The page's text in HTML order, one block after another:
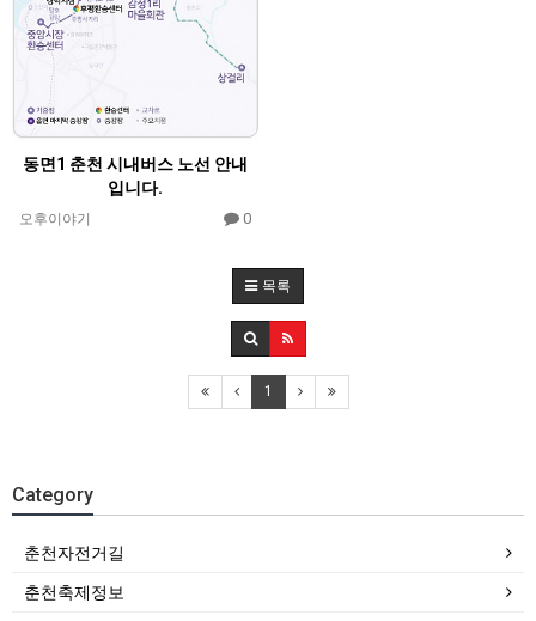
동면1 춘천 시내버스 노선 안내
입니다.
오후이야기 0
목록
1
Category
춘천자전거길
춘천축제정보